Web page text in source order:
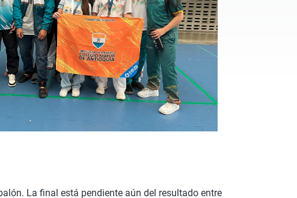
La final está pendiente aún del resultado entre